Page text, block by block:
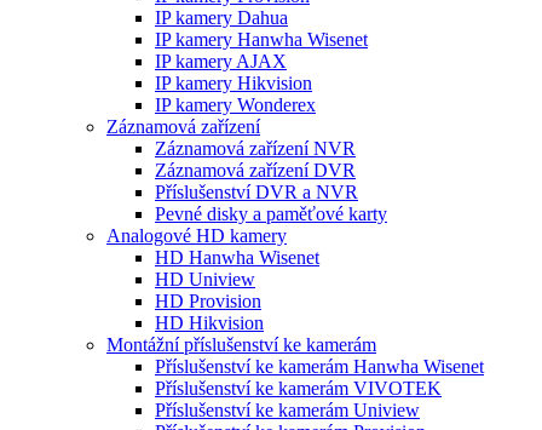
IP kamery Dahua
IP kamery Hanwha Wisenet
IP kamery AJAX
IP kamery Hikvision
IP kamery Wonderex
Záznamová zařízení
Záznamová zařízení NVR
Záznamová zařízení DVR
Příslušenství DVR a NVR
Pevné disky a paměťové karty
Analogové HD kamery
HD Hanwha Wisenet
HD Uniview
HD Provision
HD Hikvision
Montážní příslušenství ke kamerám
Příslušenství ke kamerám Hanwha Wisenet
Příslušenství ke kamerám VIVOTEK
Příslušenství ke kamerám Uniview